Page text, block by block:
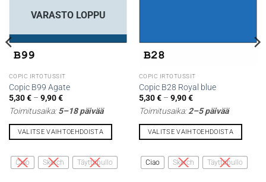
VARASTO LOPPU
COPIC IRTOTUSSIT
Copic B99 Agate
5,30€ – 9,90€Hintaluokka:
-
Toimitusaika:5–18 päivää
VALITSE VAIHTOEHDOISTA
tuotteella
on
Ciao Sketch Täyttöpullo
COPIC IRTOTUSSIT
Copic B28 Royal blue
5,30€ – 9,90€Hintaluokka:
-
Toimitusaika:2–5 päivää
VALITSE VAIHTOEHDOISTA
tuotteella
on
Ciao Sketch Täyttöpullo